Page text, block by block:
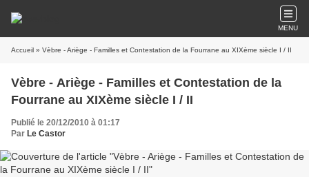
MENU
Accueil » Vèbre - Ariège - Familles et Contestation de la Fourrane au XIXème siècle I / II
Vèbre - Ariège - Familles et Contestation de la
Fourrane au XIXème siècle I / II
Publié le 20/12/2010 à 01:17
Par Le Castor